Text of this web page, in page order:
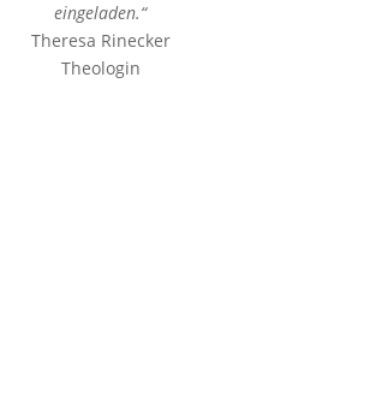
eingeladen.“
Theresa Rinecker
Theologin